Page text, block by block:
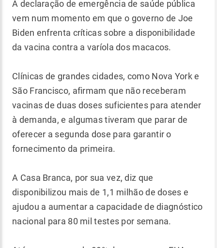
A declaração de emergência de saúde pública
vem num momento em que o governo de Joe
Biden enfrenta críticas sobre a disponibilidade
da vacina contra a varíola dos macacos.
Clínicas de grandes cidades, como Nova York e
São Francisco, afirmam que não receberam
vacinas de duas doses suficientes para atender
à demanda, e algumas tiveram que parar de
oferecer a segunda dose para garantir o
fornecimento da primeira.
A Casa Branca, por sua vez, diz que
disponibilizou mais de 1,1 milhão de doses e
ajudou a aumentar a capacidade de diagnóstico
nacional para 80 mil testes por semana.